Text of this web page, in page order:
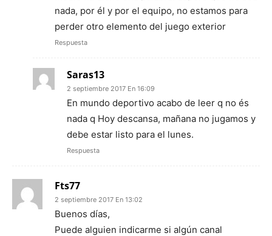
nada, por él y por el equipo, no estamos para
perder otro elemento del juego exterior
Respuesta
Saras13
2 septiembre 2017 En 16:09
En mundo deportivo acabo de leer q no és
nada q Hoy descansa, mañana no jugamos y
debe estar listo para el lunes.
Respuesta
Fts77
2 septiembre 2017 En 13:02
Buenos días,
Puede alguien indicarme si algún canal